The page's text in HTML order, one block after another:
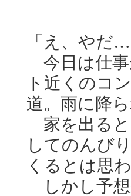
「え、や
今日は仕事
ト近くのコ
道。雨に降
家を出ると
してのんび
くるとは思
しかし予想